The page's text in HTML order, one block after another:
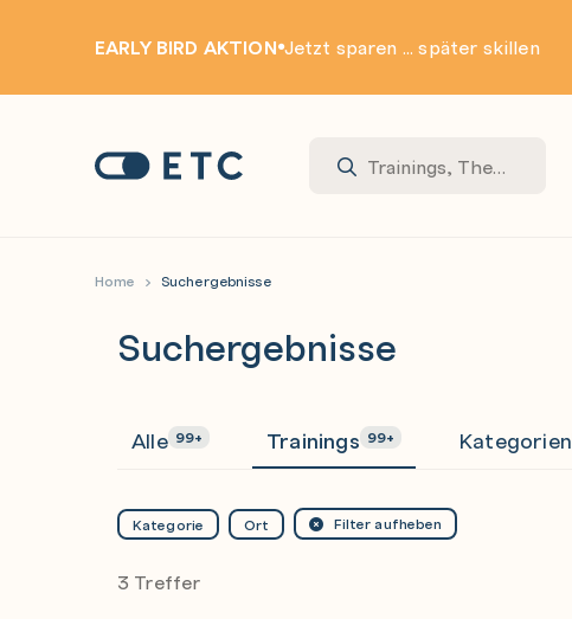
EARLY BIRD AKTION Jetzt sparen ... später skillen
Startseite: ETC
Home Suchergebnisse
Suchergebnisse
Alle 99+ Trainings 99+ Kategorien
Kategorie Ort Filter aufheben
3 Treffer